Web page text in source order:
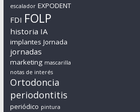
escalador EXPODENT
FDI FOLP
historia IA
implantes Jornada
jornadas
marketing mascarilla
notas de interés
Ortodoncia
periodontitis
periódico pintura